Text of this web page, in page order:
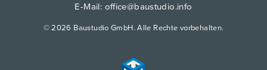
E-Mail: office@baustudio.info
© 2026 Baustudio GmbH. Alle Rechte vorbehalten.